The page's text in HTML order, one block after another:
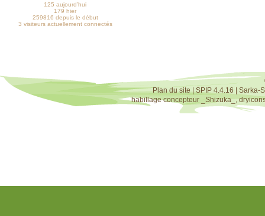
125 aujourd’hui
179 hier
259816 depuis le début
3 visiteurs actuellement connectés
Plan du site|SPIP 4.4.16
Sarka-
habillage concepteur
_Shizuka_,